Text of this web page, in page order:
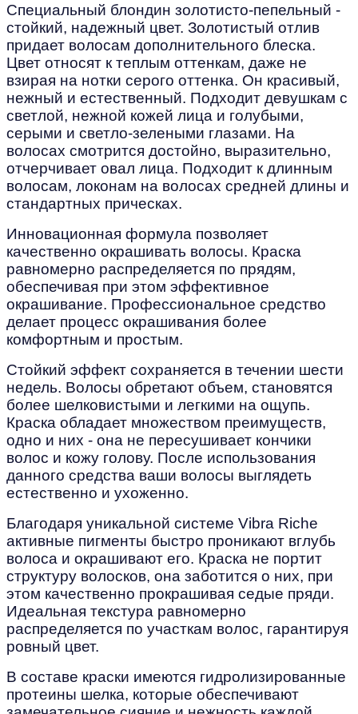
Специальный блондин золотисто-пепельный -
стойкий, надежный цвет. Золотистый отлив
придает волосам дополнительного блеска.
Цвет относят к теплым оттенкам, даже не
взирая на нотки серого оттенка. Он красивый,
нежный и естественный. Подходит девушкам с
светлой, нежной кожей лица и голубыми,
серыми и светло-зелеными глазами. На
волосах смотрится достойно, выразительно,
отчерчивает овал лица. Подходит к длинным
волосам, локонам на волосах средней длины и
стандартных прическах.
Инновационная формула позволяет
качественно окрашивать волосы. Краска
равномерно распределяется по прядям,
обеспечивая при этом эффективное
окрашивание. Профессиональное средство
делает процесс окрашивания более
комфортным и простым.
Стойкий эффект сохраняется в течении шести
недель. Волосы обретают объем, становятся
более шелковистыми и легкими на ощупь.
Краска обладает множеством преимуществ,
одно и них - она не пересушивает кончики
волос и кожу голову. После использования
данного средства ваши волосы выглядеть
естественно и ухоженно.
Благодаря уникальной системе Vibra Riche
активные пигменты быстро проникают вглубь
волоса и окрашивают его. Краска не портит
структуру волосков, она заботится о них, при
этом качественно прокрашивая седые пряди.
Идеальная текстура равномерно
распределяется по участкам волос, гарантируя
ровный цвет.
В составе краски имеются гидролизированные
протеины шелка, которые обеспечивают